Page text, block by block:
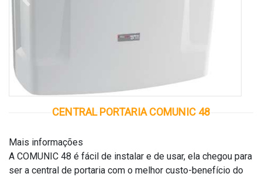
Anterior
CENTRAL PORTARIA COMUNIC 48
Mais informações
A COMUNIC 48 é fácil de instalar e de usar, ela chegou para
ser a central de portaria com o melhor custo-benefício do